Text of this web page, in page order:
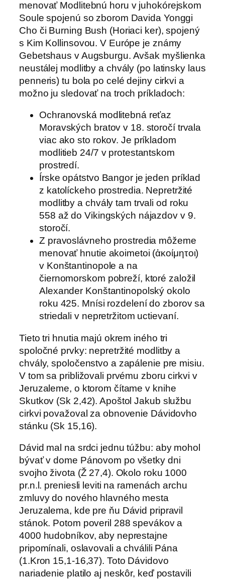
menovať Modlitebnú horu v juhokórejskom
Soule spojenú so zborom Davida Yonggi
Cho či Burning Bush (Horiaci ker), spojený
s Kim Kollinsovou. V Európe je známy
Gebetshaus v Augsburgu. Avšak myšlienka
neustálej modlitby a chvály (po latinsky laus
penneris) tu bola po celé dejiny cirkvi a
možno ju sledovať na troch príkladoch:
Ochranovská modlitebná reťaz
Moravských bratov v 18. storočí trvala
viac ako sto rokov. Je príkladom
modlitieb 24/7 v protestantskom
prostredí.
Írske opátstvo Bangor je jeden príklad
z katolíckeho prostredia. Nepretržité
modlitby a chvály tam trvali od roku
558 až do Vikingských nájazdov v 9.
storočí.
Z pravoslávneho prostredia môžeme
menovať hnutie akoimetoi (ἀκοίμητοι)
v Konštantinopole a na
čiernomorskom pobreží, ktoré založil
Alexander Konštantinopolský okolo
roku 425. Mnísi rozdelení do zborov sa
striedali v nepretržitom uctievaní.
Tieto tri hnutia majú okrem iného tri
spoločné prvky: nepretržité modlitby a
chvály, spoločenstvo a zapálenie pre misiu.
V tom sa približovali prvému zboru cirkvi v
Jeruzaleme, o ktorom čítame v knihe
Skutkov (Sk 2,42). Apoštol Jakub službu
cirkvi považoval za obnovenie Dávidovho
stánku (Sk 15,16).
Dávid mal na srdci jednu túžbu: aby mohol
bývať v dome Pánovom po všetky dni
svojho života (Ž 27,4). Okolo roku 1000
pr.n.l. preniesli leviti na ramenách archu
zmluvy do nového hlavného mesta
Jeruzalema, kde pre ňu Dávid pripravil
stánok. Potom poveril 288 spevákov a
4000 hudobníkov, aby neprestajne
pripomínali, oslavovali a chválili Pána
(1.Kron 15,1-16,37). Toto Dávidovo
nariadenie platilo aj neskôr, keď postavili